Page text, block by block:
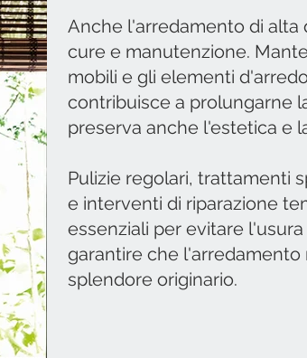
Anche l'arredamento di alta
cure e manutenzione.
mobili e gli elementi
contribuisce a prolungarne
preserva anche l'estetica e
Pulizie regolari, trattamenti
e interventi di riparazione
essenziali per evitare
garantire che l'arredamento
splendore originario.